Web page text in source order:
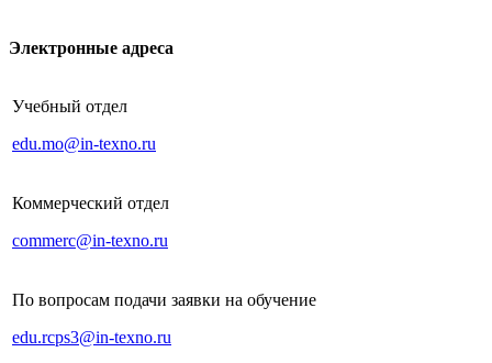
Электронные адреса
Учебный отдел
edu.mo@in-texno.ru
Коммерческий отдел
commerc@in-texno.ru
По вопросам подачи заявки на обучение
edu.rcps3@in-texno.ru